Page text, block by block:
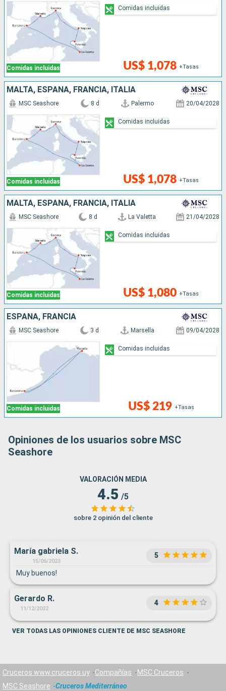
Comidas incluidas US$ 1,078 +Tasas
Comidas incluidas
MALTA, ESPAÑA, FRANCIA, ITALIA
Comidas incluidas
MSC Seashore 8 d Palermo 20/04/2028
US$ 1,078 +Tasas
Comidas incluidas
MALTA, ESPAÑA, FRANCIA, ITALIA
Comidas incluidas
MSC Seashore 8 d La Valetta 21/04/2028
US$ 1,080 +Tasas
Comidas incluidas
ESPAÑA, FRANCIA
Comidas incluidas
MSC Seashore 3 d Marsella 09/04/2028
US$ 219 +Tasas
Comidas incluidas
Opiniones de los usuarios sobre MSC
Seashore
VALORACIÓN MEDIA
4.5 /5
sobre 2 opinión del cliente
María gabriela S.
15/06/2023
5
Muy buenos!
Gerardo R.
11/12/2022
4
VER TODAS LAS OPINIONES CLIENTE DE MSC SEASHORE
Cruceros www.cruceros.uy Compañías
MSC Cruceros
MSC Seashore
Cruceros Mediterráneo